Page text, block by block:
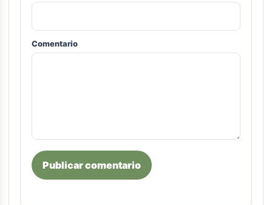
Comentario
Publicar comentario